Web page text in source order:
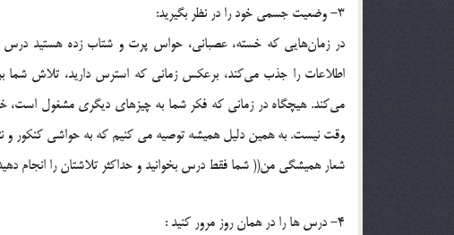
3- وضعيت جسمي خود را در نظر بگيريد:
در زمان‌هايي كه خسته، عصباني، حواس پرت و شتاب زده هستيد درس
اطلاعات را جذب مي‌كند، برعكس زماني كه استرس داريد، تلاش شما
مي‌كند. هيچگاه در زماني كه فكر شما به چيزهاي ديگري مشغول است،
وقت نيست. به همين دليل هميشه توصيه مي كنيم كه به حواشي كنكور و
شعار هميشگي من(( شما فقط درس بخوانيد و حداكثر تلاشتان را انجام دهيد
4- درس ها را در همان روز مرور كنيد :